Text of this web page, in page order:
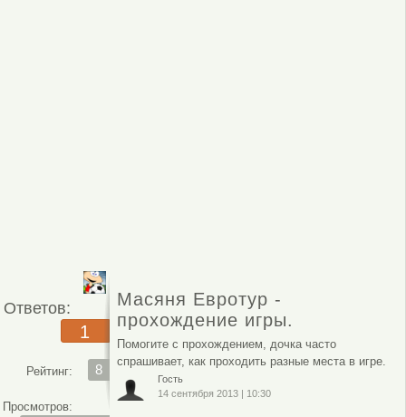
Ответов:
1
Рейтинг: 8
Просмотров:
Масяня Евротур -
прохождение игры.
Помогите с прохождением, дочка часто
спрашивает, как проходить разные места в игре.
Гость
14 сентября 2013| 10:30